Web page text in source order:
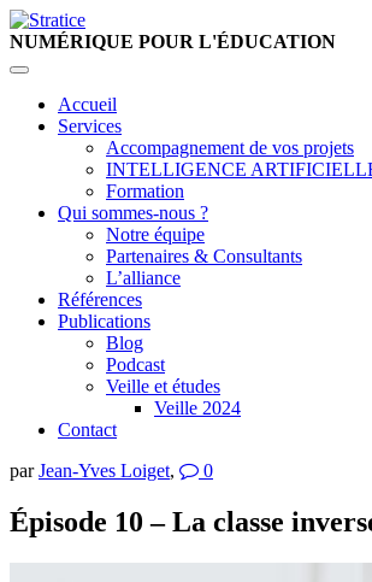
NUMÉRIQUE POUR L'ÉDUCATION
Accueil
Services
Accompagnement de vos projets
INTELLIGENCE
Formation
Qui sommes-nous ?
Notre équipe
Partenaires & Consultants
L’alliance
Références
Publications
Blog
Podcast
Veille et études
Veille 2024
Contact
parJean-Yves Loiget, 0
Épisode 10 – La classe